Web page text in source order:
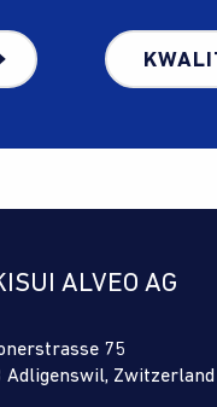
ALVEO AG
75
Adligenswil, Zwitzerland